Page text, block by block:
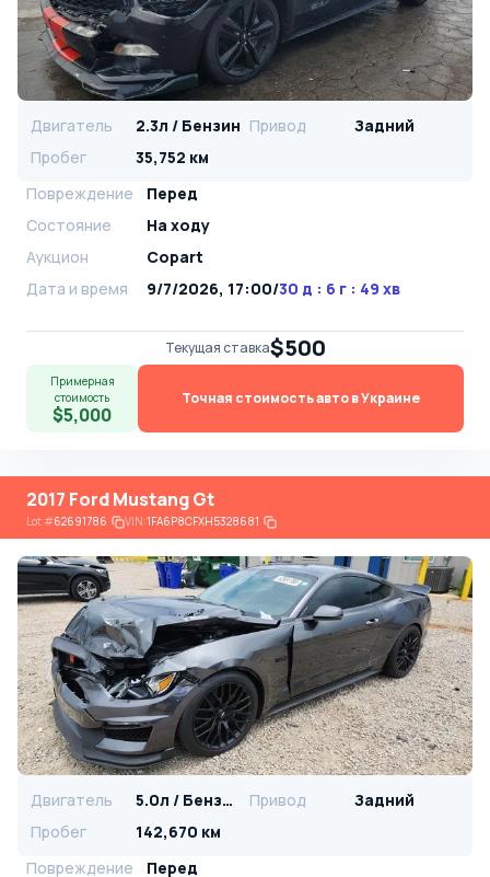
Двигатель 2.3л / Бензин Привод
Задний
Пробег
35,752 км
Повреждение
Перед
Состояние
На ходу
Аукцион
Copart
Дата и время
9/7/2026, 17:00/30 д : 6 г : 49 хв
Текущая ставка$500
Примерная
стоимость
$5,000
Точная стоимость авто в Украине
2017 Ford Mustang Gt
Lot#62691786 VIN:1FA6P8CFXH5328681
Двигатель 5.0л / Бензин Привод
Задний
Пробег
142,670 км
Повреждение
Перед